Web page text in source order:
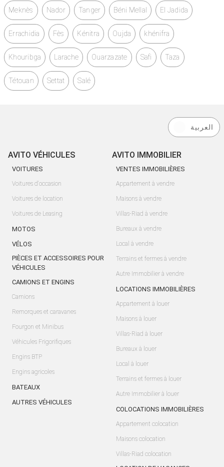
Meknès Nador Tanger Béni Mellal El Jadida
Errachidia Fès Kénitra Oujda khénifra
Khouribga Larache Ouarzazate Safi Taza
Tétouan Settat Salé
العربية
AVITO VÉHICULES
VOITURES
Voitures d'occasion
Voitures de location
Voitures de Leasing
MOTOS
VÉLOS
PIÈCES ET ACCESSOIRES POUR
VÉHICULES
CAMIONS ET ENGINS
Camions
Remorques et caravanes
Fourgon et Minibus
Véhicules Frigorifiques
Engins BTP
Engins agricoles
BATEAUX
AUTRES VÉHICULES
AVITO IMMOBILIER
VENTES IMMOBILIÈRES
Appartement à vendre
Maisons à vendre
Villas-Riad à vendre
Bureaux à vendre
Local à vendre
Terrains et fermes à vendre
Autre Immobilier à vendre
LOCATIONS IMMOBILIÈRES
Appartement à louer
Maisons à louer
Villas-Riad à louer
Bureaux à louer
Local à louer
Terrains et fermes à louer
Autre Immobilier à louer
COLOCATIONS IMMOBILIÈRES
Appartement colocation
Maisons colocation
Villas-Riad colocation